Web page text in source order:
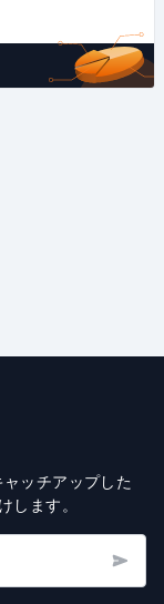
ッチアップした
します。